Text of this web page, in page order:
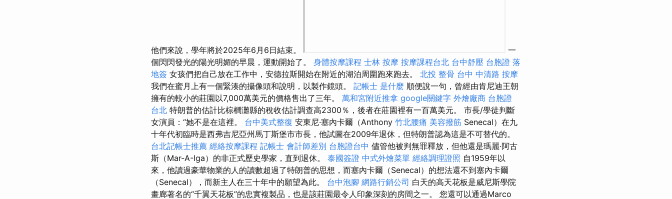
他們來說，學年將於2025年6月6日結束。
一
個閃閃發光的陽光明媚的早晨，運動開始了。 身體按摩課程 士林 按摩 按摩課程台北 台中舒壓 台胞證 落
地簽 女孩們把自己放在工作中，安德拉斯開始在附近的湖泊周圍跑來跑去。 北投 整骨 台中 中清路 按摩
我們在蜜月上有一個緊湊的攝像頭和說明，以製作鏡頭。 記帳士 是什麼 順便說一句，曾經由肯尼迪王朝
擁有的較小的莊園以7,000萬美元的價格售出了三年。 萬和宮附近推拿 google關鍵字 外燴廠商 台胞證
台北 特朗普的估計比棕櫚灘縣的稅收估計調查高2300％，後者在莊園裡有一百萬美元。 市長/學徒判斷
女演員：“她不是在這裡。 台中美式整復 安東尼·塞內卡爾（Anthony 竹北腰痛 美容撥筋 Senecal）在九
十年代初臨時是西弗吉尼亞州馬丁斯堡市市長，他試圖在2009年退休，但特朗普認為這是不可替代的。
台北記帳士推薦 經絡按摩課程 記帳士 會計師差別 台胞證台中 儘管他被判無罪釋放，但他還是瑪麗·阿古
斯（Mar-A-Iga）的非正式歷史學家，直到退休。 泰國簽證 中式外燴菜單 經絡調理證照 自1959年以
來，他讀過豪華物業的人的讀數超過了特朗普的思想，而塞內卡爾（Senecal）的想法還不到塞內卡爾
（Senecal），而新主人在三十年中的願望為此。 台中泡腳 網路行銷公司 白天的高天花板是威尼斯學院
畫廊著名的“千翼天花板”的忠實複製品，也是該莊園最令人印象深刻的房間之一。 您還可以通過Marco